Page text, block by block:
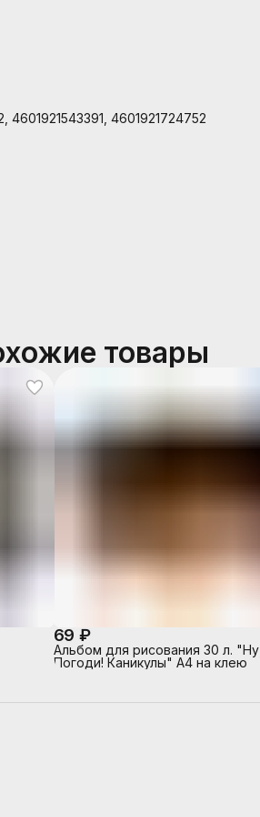
4601921543391, 4601921724752
товары
69 ₽
Альбом для рисования 30 л. "Ну,
Погоди! Каникулы" А4 на клею